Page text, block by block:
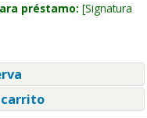
préstamo: Signatura